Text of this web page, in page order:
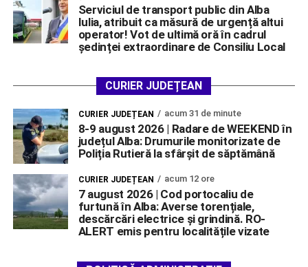
Serviciul de transport public din Alba
Iulia, atribuit ca măsură de urgență altui
operator! Vot de ultimă oră în cadrul
ședinței extraordinare de Consiliu Local
CURIER JUDEȚEAN
CURIER JUDEȚEAN acum 31 de minute
8-9 august 2026 | Radare de WEEKEND în
județul Alba: Drumurile monitorizate de
Poliția Rutieră la sfârșit de săptămână
CURIER JUDEȚEAN acum 12 ore
7 august 2026 | Cod portocaliu de
furtună în Alba: Averse torențiale,
descărcări electrice și grindină. RO-
ALERT emis pentru localitățile vizate